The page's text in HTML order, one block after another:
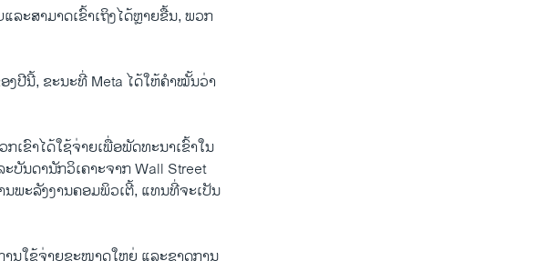
ລະສາມາດເຂົ້າເຖິງໄດ້ຫຼາຍຂື້ນ, ພວກ
ງປີນີ້, ຂະນະທີ່ Meta ໄດ້ໃຫ້ຄໍາໝັ້ນວ່າ
ເຂົາໄດ້​ໃຊ້​ຈ່າຍ​ເພື່ອ​ພັດທະນາເຂົ້າໃນ​
ນດານັກວິເຄາະຈາກ Wall Street
ນພະລັງງານຄອມພິວເຕີ້, ແທນທີ່ຈະເປັນ